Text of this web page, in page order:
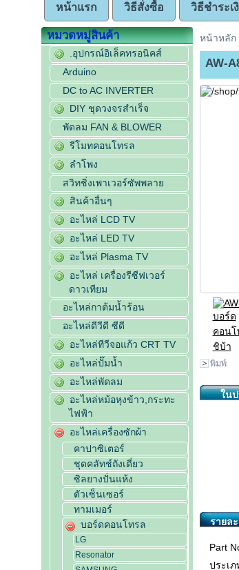
หน้าแรก วิธีสั่งซื้อ วิธีชำระเ
หมวดหมู่สินค้า
.อุปกรณ์อิเล็คทรอนิคส์
Arduino
DC to AC INVERTER
DIY ชุดวงจรสำเร็จ
พัดลม FAN & BLOWER
รีโมทคอนโทรล
ลำโพง
สวิทชิ่งเพาเวอร์ซัพพลาย
สินค้าอื่นๆ
อะไหล่ LCD TV
อะไหล่ LED TV
อะไหล่ Plasma TV
อะไหล่ เครื่องรีซีฟเวอร์
ดาวเทียม
อะไหล่กาต้มน้ำร้อน
อะไหล่ดีวีดี ซีดี
อะไหล่ทีวีจอแก้ว CRT TV
อะไหล่ปั๊มน้ำ
อะไหล่พัดลม
อะไหล่หม้อหุงข้าว,กระทะ
ไฟฟ้า
อะไหล่เครื่องซักผ้า
คาปาซิเตอร์
ชุดคลัทช์ถังเดี่ยว
ซิลยางปั่นแห้ง
ตัวเซ็นเซอร์
ทามเมอร์
บอร์ดคอนโทรล
LG
Resonator
หน้าหลัก
AW-
พิมพ์
ในป
รายล
Part
ประเ